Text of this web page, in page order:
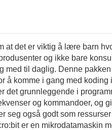
at det er viktig å lære barn
og ikke bare
med til daglig. Denne
å komme i gang med koding
det grunnleggende i
og kommandoer, og
seg også godt som
er en mikrodatamaskin